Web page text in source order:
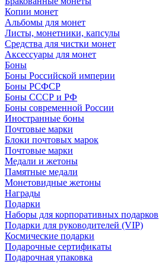
Копии монет
Альбомы для монет
Листы, монетники, капсулы
Средства для чистки монет
Аксессуары для монет
Боны
Боны Российской империи
Боны РСФСР
Боны СССР и РФ
Боны современной России
Иностранные боны
Почтовые марки
Блоки почтовых марок
Почтовые марки
Медали и жетоны
Памятные медали
Монетовидные жетоны
Награды
Подарки
Наборы для корпоративных подарков
Подарки для руководителей (VIP)
Космические подарки
Подарочные сертификаты
Подарочная упаковка